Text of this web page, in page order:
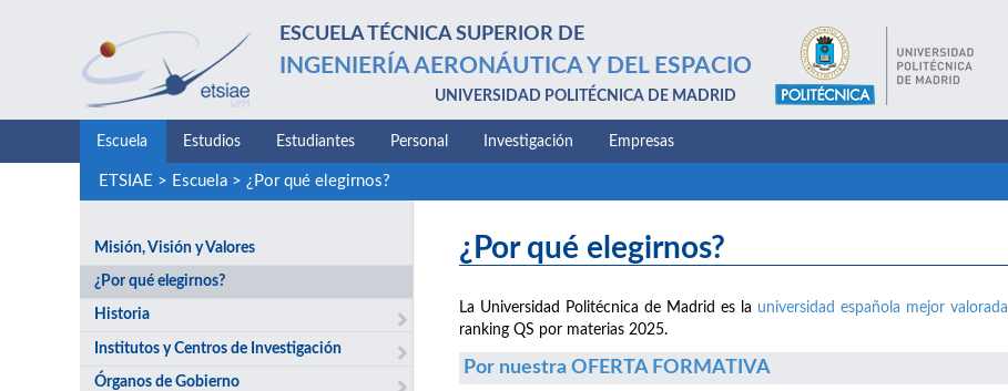
ESCUELA TÉCNICA SUPERIOR DE
INGENIERÍA AERONÁUTICA Y DEL ESPACIO
UNIVERSIDAD POLITÉCNICA DE MADRID
Escuela Estudios Estudiantes Personal Investigación Empresas
ETSIAE > Escuela> ¿Por qué elegirnos?
Misión, Visión y Valores
¿Por qué elegirnos?
Historia
Institutos y Centros de Investigación
Órganos de Gobierno
¿Por qué elegirnos?
La Universidad Politécnica de Madrid es la universidad española mejor valorada
ranking QS por materias 2025.
Por nuestra OFERTA FORMATIVA